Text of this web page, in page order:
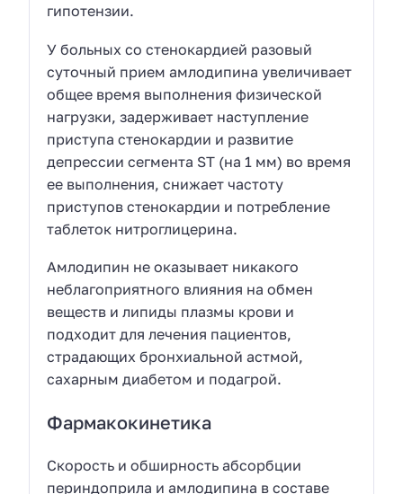
гипотензии.
У больных со стенокардией разовый
суточный прием амлодипина увеличивает
общее время выполнения физической
нагрузки, зaдерживaeт наступление
приступа стенокардии и развитие
депрессии сегмента ST (на 1 мм) во время
ее выполнения, снижает частоту
приступов стенокардии и потребление
таблеток нитроглицерина.
Амлодипин не оказывает никакого
неблагоприятного влияния на обмен
веществ и липиды плазмы крови и
подходит для лечения пациентов,
страдающих бронхиальной астмой,
сахарным диабетом и подагрой.
Фармакокинетика
Скорость и обширность абсорбции
периндоприла и амлодипина в составе